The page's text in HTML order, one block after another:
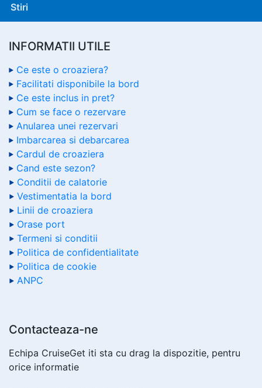
Stiri
INFORMATII UTILE
Ce este o croaziera?
Facilitati disponibile la bord
Ce este inclus in pret?
Cum se face o rezervare
Anularea unei rezervari
Imbarcarea si debarcarea
Cardul de croaziera
Cand este sezon?
Conditii de calatorie
Vestimentatia la bord
Linii de croaziera
Orase port
Termeni si conditii
Politica de confidentialitate
Politica de cookie
ANPC
Contacteaza-ne
Echipa CruiseGet iti sta cu drag la dispozitie, pentru
orice informatie